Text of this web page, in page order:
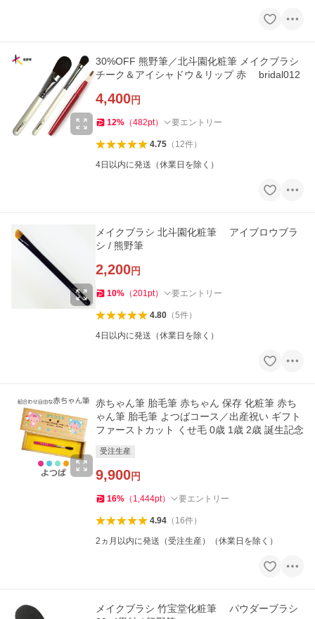
30%OFF 熊野筆／北斗園化粧筆 メイクブラシ
チーク＆アイシャドウ＆リップ 赤 bridal012
4,400円
12% （482pt） 要エントリー
4.75（ 12件）
4日以内に発送（休業日を除く）
メイクブラシ 北斗園化粧筆 アイブロウブラ
シ / 熊野筆
2,200円
10% （201pt） 要エントリー
4.80（5件）
4日以内に発送（休業日を除く）
赤ちゃん筆 胎毛筆 赤ちゃん 保存 化粧筆 赤ち
ゃん筆 胎毛筆 よつばコース／出産祝い ギフト
ファーストカット くせ毛 0歳 1歳 2歳 誕生記念
受注生産
9,900円
16% （ 1,444pt） 要エントリー
4.94（ 16件）
2ヵ月以内に発送（受注生産）（休業日を除く）
メイクブラシ 竹宝堂化粧筆 パウダーブラシ